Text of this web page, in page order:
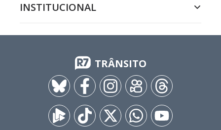
INSTITUCIONAL
TRÂNSITO